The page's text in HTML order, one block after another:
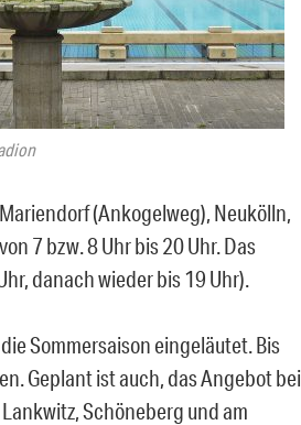
(Ankogelweg), Neukölln,
7 bzw. 8 Uhr bis 20 Uhr. Das
danach wieder bis 19 Uhr).
Sommersaison eingeläutet. Bis
Geplant ist auch, das Angebot bei
Schöneberg und am